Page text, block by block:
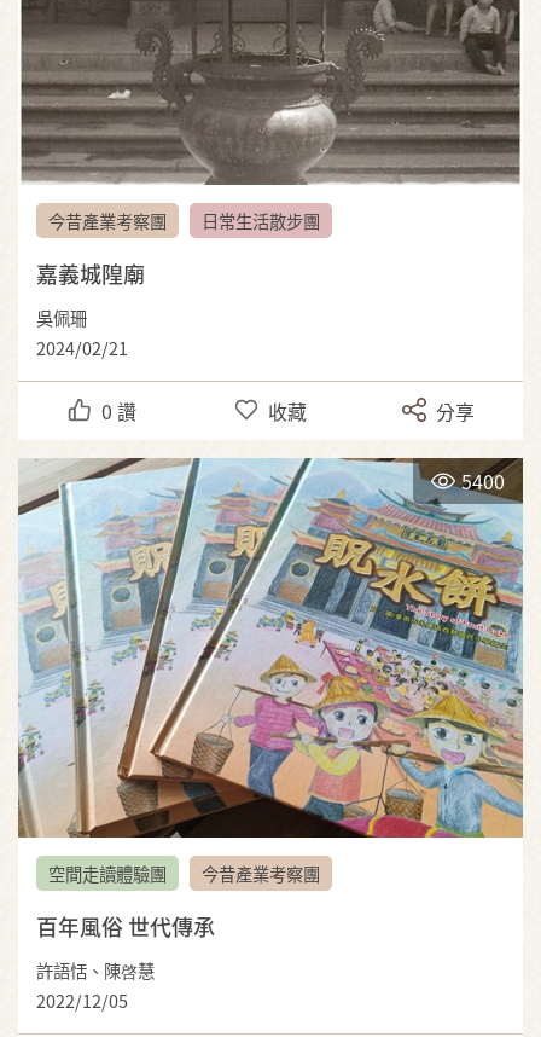
今昔產業考察團 日常生活散步團
嘉義城隍廟
吳佩珊
2024/02/21
0 讚 收藏 分享
5400
空間走讀體驗團 今昔產業考察團
百年風俗 世代傳承
許語恬、陳啓慧
2022/12/05